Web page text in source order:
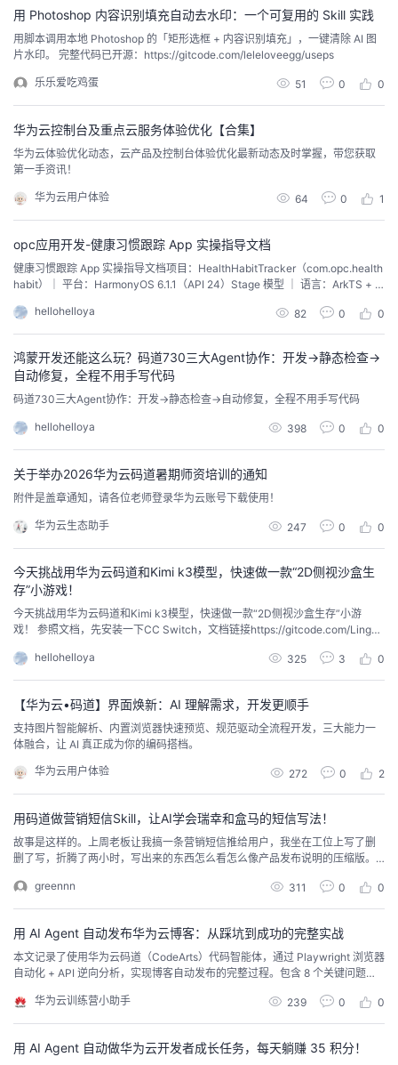
子
直
播
的
活
动
我
的
关
注
我
的
开
发
者
学
我
的
课
程
我
的
认
证
我
的
实
验
我
的
收
藏
我
的
Programs
我
的
支
持
的
技
术
支
我
的
云
声
用 Photoshop 内容识别填充自动去水印：一个可复用的 Skill 实践
用脚本调用本地 Photoshop 的「矩形选框 + 内容识别填充」，一键清除 AI 图
片水印。 完整代码已开源：https://gitcode.com/leleloveegg/useps
乐乐爱吃鸡蛋 51 0 0
华为云控制台及重点云服务体验优化【合集】
华为云体验优化动态，云产品及控制台体验优化最新动态及时掌握，带您获取
第一手资讯！
华为云用户体验 64 0 1
opc应用开发-健康习惯跟踪 App 实操指导文档
健康习惯跟踪 App 实操指导文档项目：HealthHabitTracker（com.opc.health
habit）｜ 平台：HarmonyOS 6.1.1（API 24）Stage 模型 ｜ 语言：ArkTS + A
严谨操作步骤，并说明开发过程中使用的华为云码道新特性。 一、应用简介项
目地址：https://gi...
hellohelloya 82 0 0
鸿蒙开发还能这么玩？码道730三大Agent协作：开发→静态检查→
自动修复，全程不用手写代码
码道730三大Agent协作：开发→静态检查→自动修复，全程不用手写代码
hellohelloya 398 0 0
关于举办2026华为云码道暑期师资培训的通知
附件是盖章通知，请各位老师登录华为云账号下载使用！
华为云生态助手 247 0 0
今天挑战用华为云码道和Kimi k3模型，快速做一款“2D侧视沙盒生
存”小游戏！
今天挑战用华为云码道和Kimi k3模型，快速做一款“2D侧视沙盒生存”小游
戏！ 参照文档，先安装一下CC Switch，文档链接https://gitcode.com/Lingxi-
API Key。我是用的Kimi For Coding套餐。 打开华为云码道，选择Kimi k3模
型 在聊...
hellohelloya 325 3 0
【华为云•码道】界面焕新：AI 理解需求，开发更顺手
支持图片智能解析、内置浏览器快速预览、规范驱动全流程开发，三大能力一
体融合，让 AI 真正成为你的编码搭档。
华为云用户体验 272 0 2
用码道做营销短信Skill，让AI学会瑞幸和盒马的短信写法！
故事是这样的。上周老板让我搞一条营销短信推给用户，我坐在工位上写了删
删了写，折腾了两小时，写出来的东西怎么看怎么像产品发布说明的压缩版。
事？于是我就花了一小时，从头到尾做了一个可以多次复用的「营销短信生成
器」的Skill。做完之后我才发现，这个过程本身比结果更有意思。因为它不只
greennn 311 0 0
用 AI Agent 自动发布华为云博客：从踩坑到成功的完整实战
本文记录了使用华为云码道（CodeArts）代码智能体，通过 Playwright 浏览器
自动化 + API 逆向分析，实现博客自动发布的完整过程。包含 8 个关键问题的
长任务，完成可获得 +60 积分。但手动写博客、排版、发布流程繁琐。我们希
望用 AI Agent 全自动完成：生成文章内容 → 打开编辑器 → 填写标题
华为云训练营小助手 239 0 0
用 AI Agent 自动做华为云开发者成长任务，每天躺赚 35 积分！